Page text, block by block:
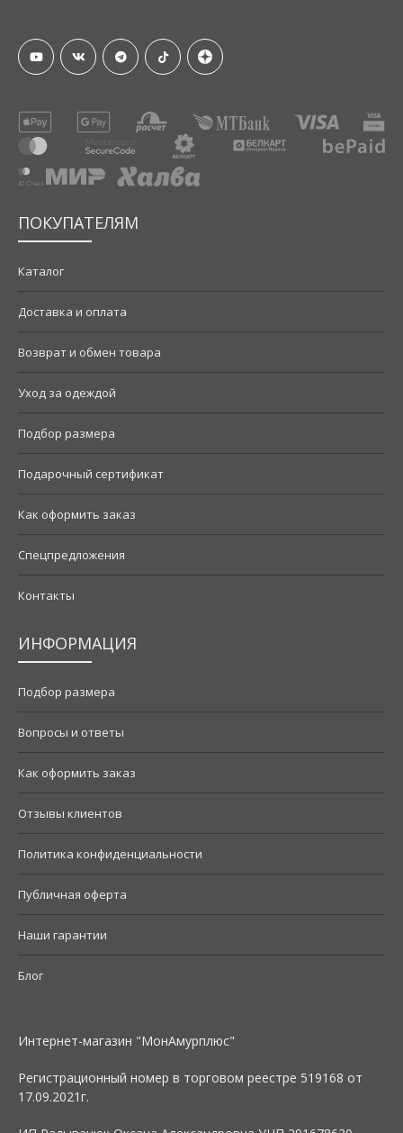
ПОКУПАТЕЛЯМ
Каталог
Доставка и оплата
Возврат и обмен товара
Уход за одеждой
Подбор размера
Подарочный сертификат
Как оформить заказ
Спецпредложения
Контакты
ИНФОРМАЦИЯ
Подбор размера
Вопросы и ответы
Как оформить заказ
Отзывы клиентов
Политика конфиденциальности
Публичная оферта
Наши гарантии
Блог
Интернет-магазин "МонАмурплюс"
Регистрационный номер в торговом реестре 519168 от
17.09.2021г.